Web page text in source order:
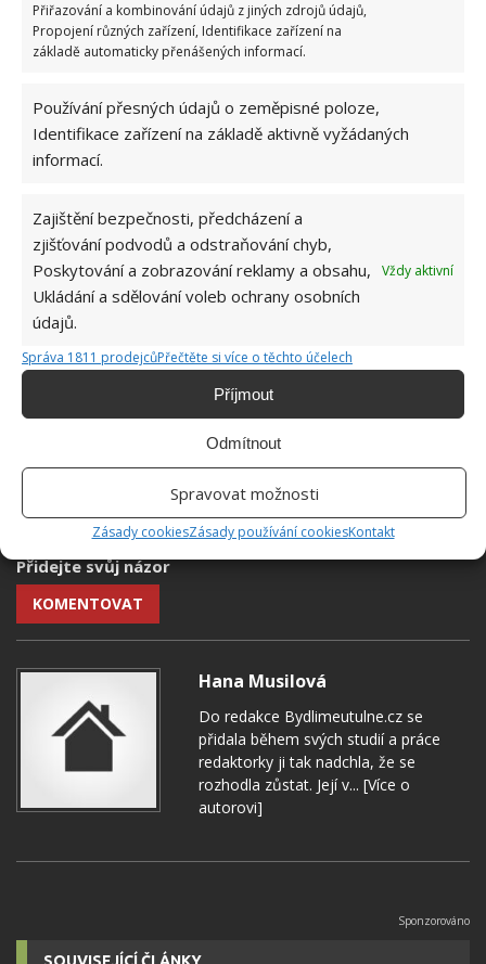
Přiřazování a kombinování údajů z jiných zdrojů údajů,
Propojení různých zařízení, Identifikace zařízení na
základě automaticky přenášených informací.
Používání přesných údajů o zeměpisné poloze,
Identifikace zařízení na základě aktivně vyžádaných
informací.
Zajištění bezpečnosti, předcházení a
zjišťování podvodů a odstraňování chyb,
Poskytování a zobrazování reklamy a obsahu,
Ukládání a sdělování voleb ochrany osobních
údajů.
Vždy aktivní
Správa 1811 prodejcůPřečtěte si více o těchto účelech
Příjmout
Odmítnout
Spravovat možnosti
Zásady cookiesZásady používání cookiesKontakt
Zdroje:NewsWeek,PražskýDeník,TheExpres
ČERNOBÍLÉ FOTOGRAFIE NÁLEZ
Přidejte svůj názor
KOMENTOVAT
Hana Musilová
Do redakce Bydlimeutulne.cz se
přidala během svých studií a práce
redaktorky ji tak nadchla, že se
rozhodla zůstat. Její v... [Více o
autorovi]
SOUVISEJÍCÍ ČLÁNKY